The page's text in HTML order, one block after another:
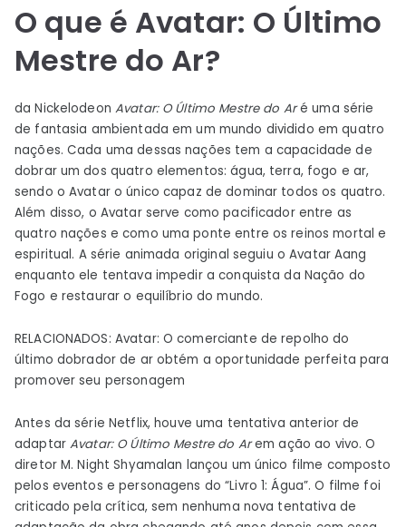
O que é Avatar: O Último
Mestre do Ar?
da Nickelodeon Avatar: O Último Mestre do Aré uma série
de fantasia ambientada em um mundo dividido em quatro
nações. Cada uma dessas nações tem a capacidade de
dobrar um dos quatro elementos: água, terra, fogo e ar,
sendo o Avatar o único capaz de dominar todos os quatro.
Além disso, o Avatar serve como pacificador entre as
quatro nações e como uma ponte entre os reinos mortal e
espiritual. A série animada original seguiu o Avatar Aang
enquanto ele tentava impedir a conquista da Nação do
Fogo e restaurar o equilíbrio do mundo.
RELACIONADOS: Avatar: O comerciante de repolho do
último dobrador de ar obtém a oportunidade perfeita para
promover seu personagem
Antes da série Netflix, houve uma tentativa anterior de
adaptarAvatar: O Último Mestre do Arem ação ao vivo. O
diretor M. Night Shyamalan lançou um único filme composto
pelos eventos e personagens do “Livro 1: Água”. O filme foi
criticado pela crítica, sem nenhuma nova tentativa de